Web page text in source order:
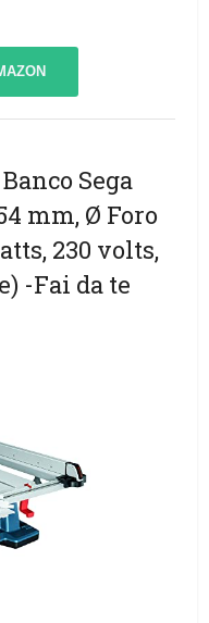
Sega
mm, Ø Foro
230 volts,
-Fai da te